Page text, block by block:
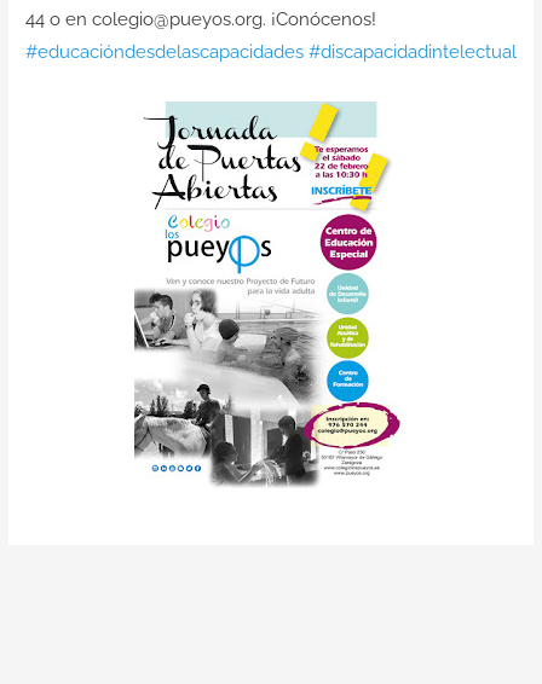
44 o en colegio@pueyos.org. ¡Conócenos!
#educacióndesdelascapacidades #discapacidadintelectual